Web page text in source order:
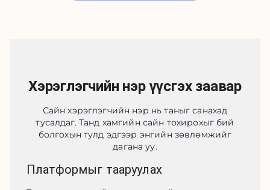
Хэрэглэгчийн нэр үүсгэх заавар
Сайн хэрэглэгчийн нэр нь таныг санахад
тусалдаг. Танд хамгийн сайн тохирохыг бий
болгохын тулд эдгээр энгийн зөвлөмжийг
дагана уу.
Платформыг тааруулах